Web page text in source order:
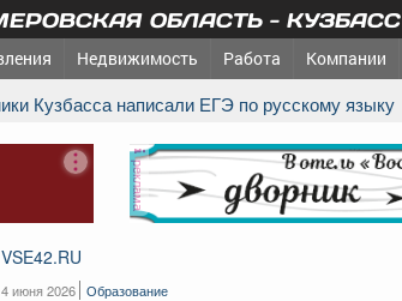
ОБЛАСТЬ - КУЗБАСС
Недвижимость Работа Компании
Кузбасса написали ЕГЭ по русскому языку
реклама
VSE42.RU
4 июня 2026 Образование